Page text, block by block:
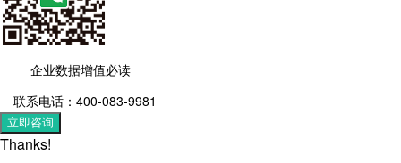
企业数据增值必读
联系电话：400-083-9981
立即咨询
Thanks!